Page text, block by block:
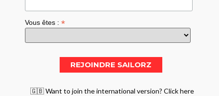
Vous êtes :*
🇬🇧 Want to join the international version? Click here